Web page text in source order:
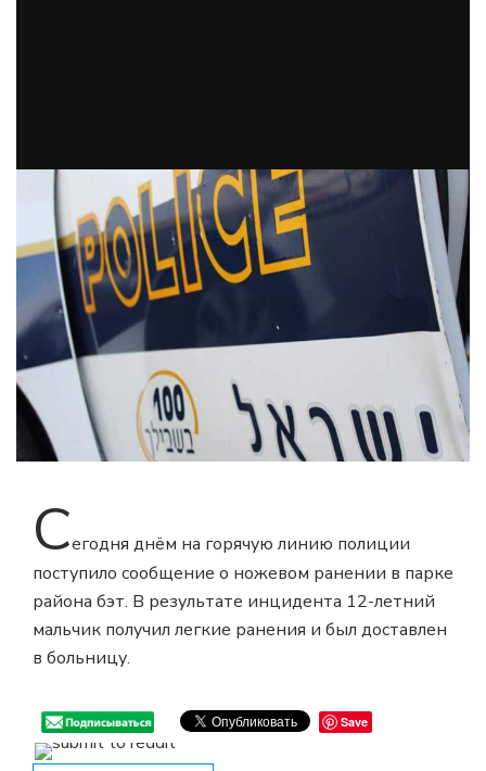
Сегодня днём на горячую линию полиции
поступило сообщение о ножевом ранении в парке
района бэт. В результате инцидента 12-летний
мальчик получил легкие ранения и был доставлен
в больницу.
Save